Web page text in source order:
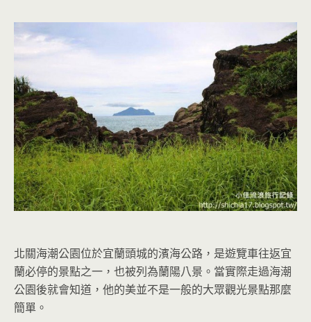
北關海潮公園位於宜蘭頭城的濱海公路，是遊覽車往返宜
蘭必停的景點之一，也被列為蘭陽八景。當實際走過海潮
公園後就會知道，他的美並不是一般的大眾觀光景點那麼
簡單。